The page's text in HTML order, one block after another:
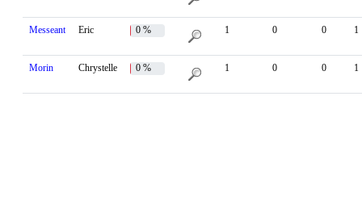
Messeant Eric 0 % 1 0 0 1
Morin Chrystelle 0 % 1 0 0 1